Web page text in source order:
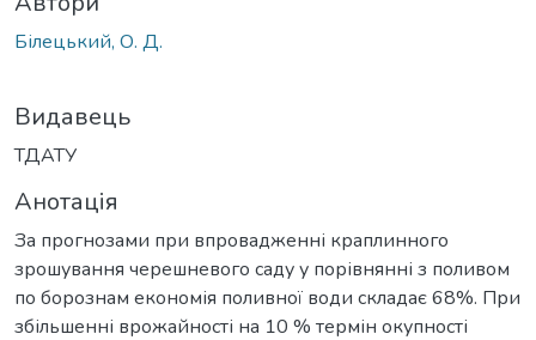
Білецький, О. Д.
Видавець
ТДАТУ
Анотація
За прогнозами при впровадженні краплинного
зрошування черешневого саду у порівнянні з поливом
по борознам економія поливної води складає 68%. При
збільшенні врожайності на 10 % термін окупності